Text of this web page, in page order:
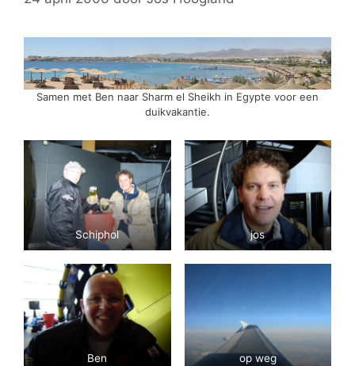
Samen met Ben naar Sharm el Sheikh in Egypte voor een
duikvakantie.
Schiphol jos
Ben op weg